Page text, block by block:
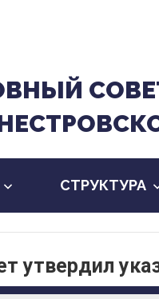
CТРУКТУРА
утвердил